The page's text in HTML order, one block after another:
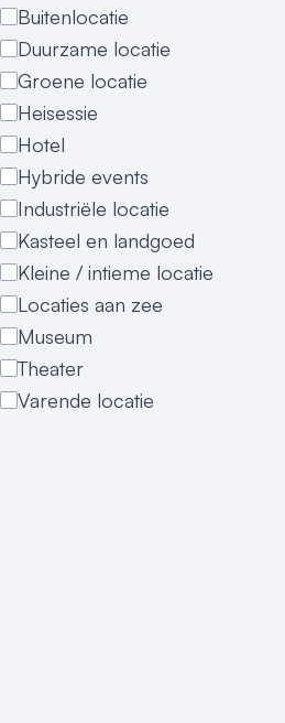
Buitenlocatie
Duurzame locatie
Groene locatie
Heisessie
Hotel
Hybride events
Industriële locatie
Kasteel en landgoed
Kleine / intieme locatie
Locaties aan zee
Museum
Theater
Varende locatie